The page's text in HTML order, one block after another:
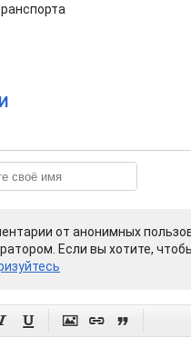
от анонимных
Если вы хотите,
   